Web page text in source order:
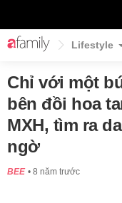
Lifestyle
Chỉ với một
bên đồi hoa
MXH, tìm ra
ngờ
BEE 8 năm trước